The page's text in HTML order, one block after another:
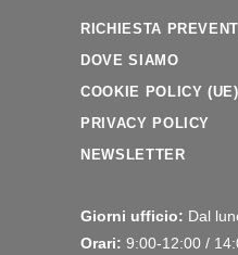
RICHIESTA
DOVE SIAMO
COOKIE POLICY (UE)
PRIVACY POLICY
NEWSLETTER
Giorni ufficio: Dal
Orari: 9:00-12:00 /